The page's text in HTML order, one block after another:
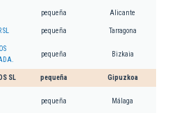
pequeña Alicante
pequeña Tarragona
pequeña Bizkaia
SL pequeña Gipuzkoa
pequeña Málaga